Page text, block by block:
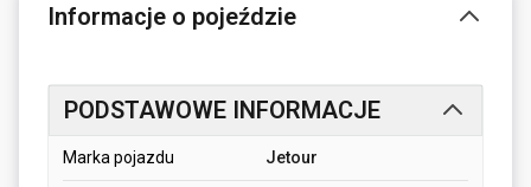
Informacje o pojeździe
PODSTAWOWE INFORMACJE
Marka pojazdu Jetour